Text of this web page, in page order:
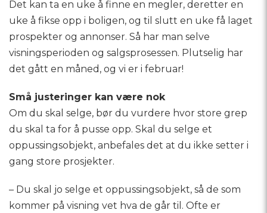
Det kan ta en uke å finne en megler, deretter en
uke å fikse opp i boligen, og til slutt en uke få laget
prospekter og annonser. Så har man selve
visningsperioden og salgsprosessen. Plutselig har
det gått en måned, og vi er i februar!
Små justeringer kan være nok
Om du skal selge, bør du vurdere hvor store grep
du skal ta for å pusse opp. Skal du selge et
oppussingsobjekt, anbefales det at du ikke setter i
gang store prosjekter.
– Du skal jo selge et oppussingsobjekt, så de som
kommer på visning vet hva de går til. Ofte er